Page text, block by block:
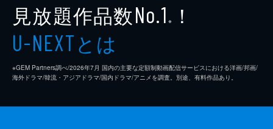
見放題作品数No.1 ※ ！
U-NEXTとは
※GEM Partners調べ/2026年7⽉ 国内の主要な定額制動画配信サービスにおける洋画/邦画/
海外ドラマ/韓流・アジアドラマ/国内ドラマ/アニメを調査。別途、有料作品あり。